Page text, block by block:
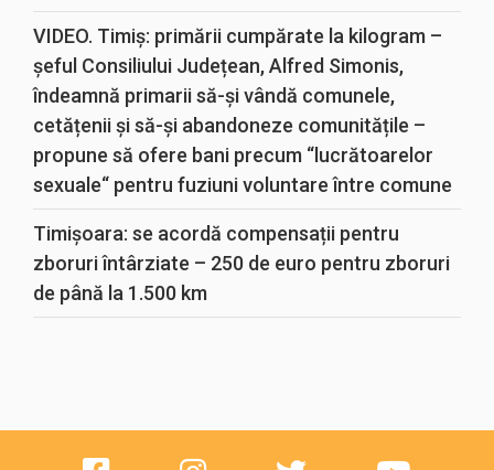
VIDEO. Timiș: primării cumpărate la kilogram –
șeful Consiliului Județean, Alfred Simonis,
îndeamnă primarii să-și vândă comunele,
cetățenii și să-și abandoneze comunitățile –
propune să ofere bani precum “lucrătoarelor
sexuale“ pentru fuziuni voluntare între comune
Timișoara: se acordă compensații pentru
zboruri întârziate – 250 de euro pentru zboruri
de până la 1.500 km